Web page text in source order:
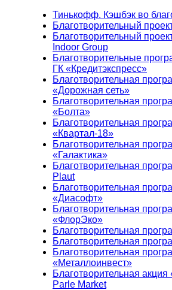
Тинькофф. Кэшбэк во
Благотворительный
Благотворительный
Indoor Group
Благотворительные
ГК «Кредитэкспресс»
Благотворительная
«Дорожная сеть»
Благотворительная
«Болта»
Благотворительная
«Квартал-18»
Благотворительная
«Галактика»
Благотворительная
Plaut
Благотворительная
«Диасофт»
Благотворительная
«ФлорЭко»
Благотворительная
Благотворительная
Благотворительная
«Металлоинвест»
Благотворительная
Parle Market